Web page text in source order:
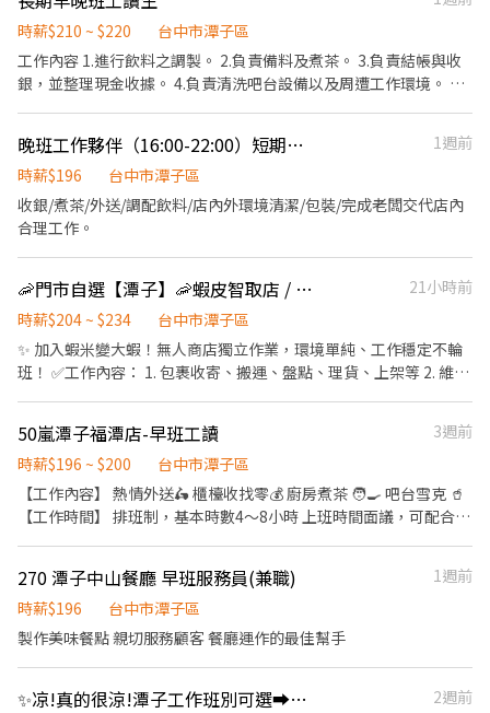
• 手持無線可截斷毛髮的吸塵器（用完需清空集塵盒） • 超熱門京
揚拖把 • 德國軟水垢專用清潔劑 • 員工茶水點心自由享用 • 全美
製5道RO生飲純淨水 • 廚餘機（不會臭但要倒掉，也可攜回做堆
肥） • 桌上型洗碗機 • LG AI智能免曬衣乾衣機 • 機車停車位 備
註： • 一開始都會教，希望是有經驗者，千萬不要碎碎唸。 • 如
果中午可幫忙煮飯優先錄取（老闆是地中海飲食習慣，一開始會教
如何煮，飲食較為養生），可長期配合表現良好者，會發好市多副
卡（老闆出年費）
束營業前，統計銷售情形、盤點貨品存量及撰寫當日業務報表。
時薪$210 ~ $220
台中市潭子區
工作內容 1.進行飲料之調製。 2.負責備料及煮茶。 3.負責結帳與收
銀，並整理現金收據。 4.負責清洗吧台設備以及周遭工作環境。 5.
晚班工作夥伴（16:00-22:00）短期勿試
1週前
時薪$196
台中市潭子區
收銀/煮茶/外送/調配飲料/店內外環境清潔/包裝/完成老闆交代店內
合理工作。
🦐門市自選【潭子】🦐蝦皮智取店 / 免經驗、快速報到 💰時薪 204-234
21小時前
時薪$204 ~ $234
台中市潭子區
✨ 加入蝦米變大蝦！無人商店獨立作業，環境單純、工作穩定不輪
班！ ✅工作內容： 1. 包裹收寄、搬運、盤點、理貨、上架等 2. 維持
門市支援 🌙🌙夜班說明🌙🌙 工作型態：為每日跑點約3–10家門市，
跑點距離約16km內 需可配合(早班/晚班)擇一於門市安排受訓 🔔需
有機車&駕照🔔 ⸻ ✅工作時間： 🔹早班：07:00-12:00、07:30-
12:30、08:00-13:00、08:30-13:30 🔹晚班：17:30-22:30、17:30-
🔹假日早班：07:00-12:00 🔹假日晚班：17:30-23:30 (上班時數為
2~6小時，一個月至少6天，依實際情況而定) ⸻ ✅工作待遇：
日班時薪=$204 晚班另有獎金+20=時薪$224 夜班另有獎金+40=時
薪$234 ━━━━━━━━━━━━━ 📍 【熱門開缺地點】台中市
大里、大雅、太平、北屯、北區、西屯、西區、東區、南屯、南
區、潭子、豐原 ━━━━━━━━━━━━ 📩 【火速卡位應徵流
50嵐潭子福潭店-早班工讀
3週前
時薪$196 ~ $200
台中市潭子區
【工作內容】 熱情外送🛵 櫃檯收找零💰 廚房煮茶 🧑‍🍳 吧台雪克 🥤
【工作時間】 排班制，基本時數4～8小時 上班時間面議，可配合課
退、免費員工飲品、生日禮金、三節禮金與中秋禮品、油資津貼、
打烊津貼、特休代金、尾牙
270 潭子中山餐廳 早班服務員(兼職)
1週前
時薪$196
台中市潭子區
製作美味餐點 親切服務顧客 餐廳運作的最佳幫手
✨凉!真的很涼!潭子工作班別可選➡️電子零件大廠✅徵作業員-吉
2週前